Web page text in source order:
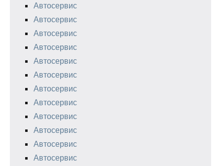
Автосервис
Автосервис
Автосервис
Автосервис
Автосервис
Автосервис
Автосервис
Автосервис
Автосервис
Автосервис
Автосервис
Автосервис